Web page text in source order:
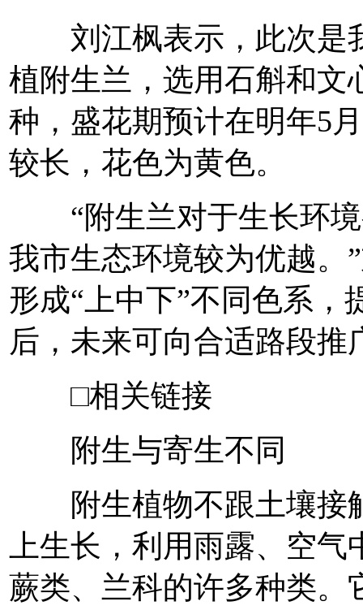
刘江枫表示，此次是
植附生兰，选用石斛和文
种，盛花期预计在明年5
较长，花色为黄色。
“附生兰对于生长环境
我市生态环境较为优越。
形成“上中下”不同色系
后，未来可向合适路段推
□相关链接
附生与寄生不同
附生植物不跟土壤接
上生长，利用雨露、空
蕨类、兰科的许多种类。